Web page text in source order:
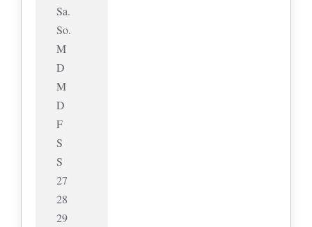
Sa.
So.
M
D
M
D
F
S
S
27
28
29